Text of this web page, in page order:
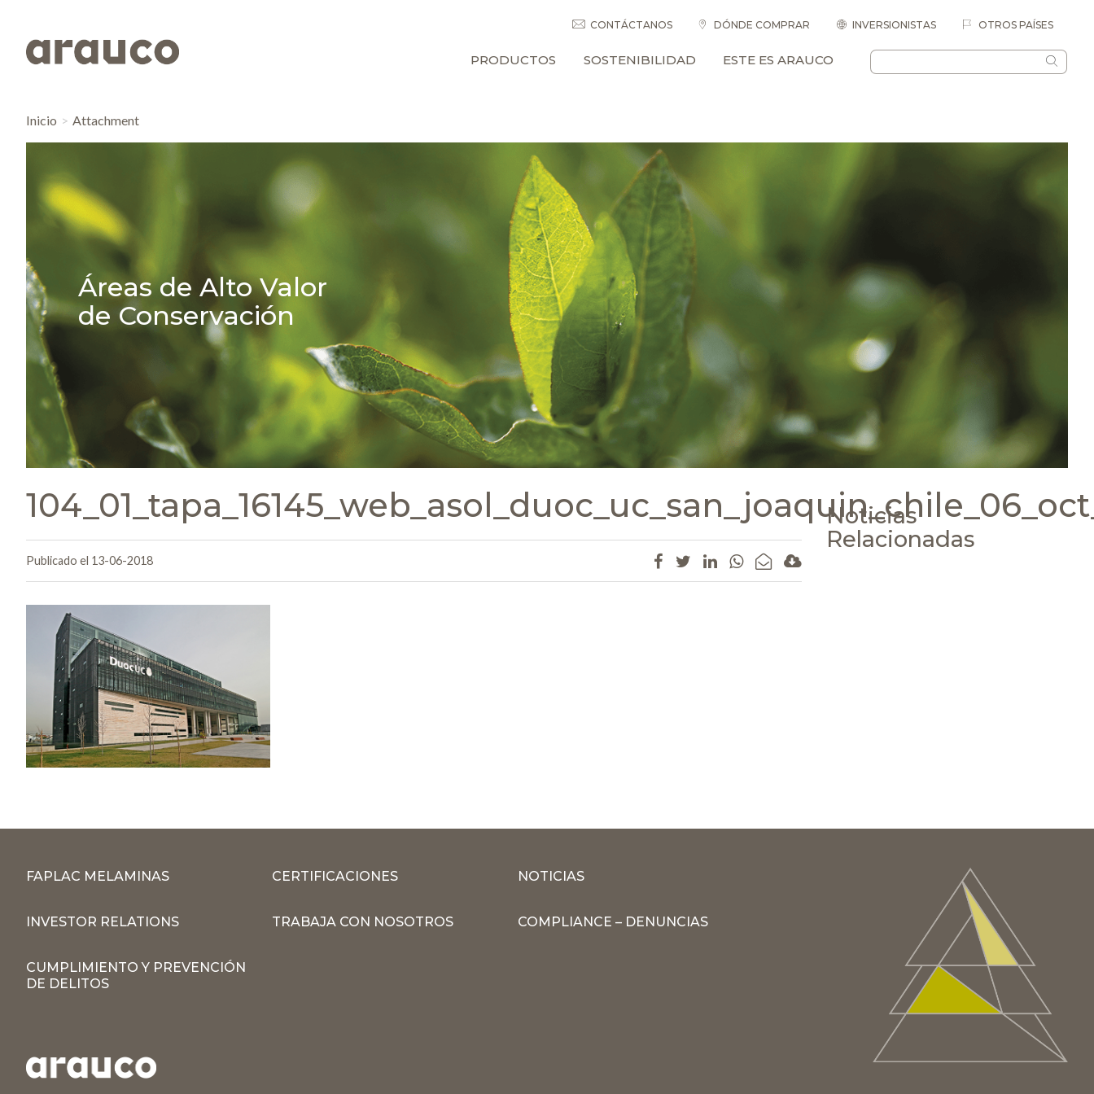
CONTÁCTANOS DÓNDE COMPRAR INVERSIONISTAS OTROS PAÍSES
PRODUCTOS SOSTENIBILIDAD ESTE ES ARAUCO
Inicio Attachment
Áreas de Alto Valor
de Conservación
Publicado el 13-06-2018
Noticias
Relacionadas
FAPLAC MELAMINAS CERTIFICACIONES NOTICIAS
INVESTOR RELATIONS TRABAJA CON NOSOTROS COMPLIANCE – DENUNCIAS
CUMPLIMIENTO Y PREVENCIÓN
DE DELITOS